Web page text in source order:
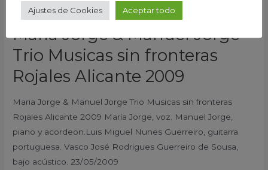
Maria Jorge & Manuel Jorge
Trio Musicas sin fronteras
Rojales Alicante 2009
Maria Jorge & Manuel Jorge Trio Musicas sin fronteras
Rojales Alicante 2009 María Jorge, voz. Manuel Jorge,
piano y acordeon.Luis Miguel Nunes Guerreiro, guitarra
portuguesa. Vasco José Rodrigues Guerreiro de Sousa,
bajo acústico. 23/05/2009
Alicante
2009
Ajustes de Cookies Aceptar todo